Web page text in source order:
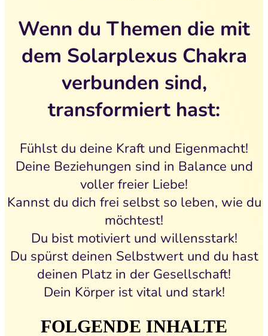
Wenn du Themen die mit
dem Solarplexus Chakra
verbunden sind,
transformiert hast:
Fühlst du deine Kraft und Eigenmacht!
Deine Beziehungen sind in Balance und
voller freier Liebe!
Kannst du dich frei selbst so leben, wie du
möchtest!
Du bist motiviert und willensstark!
Du spürst deinen Selbstwert und du hast
deinen Platz in der Gesellschaft!
Dein Körper ist vital und stark!
FOLGENDE INHALTE